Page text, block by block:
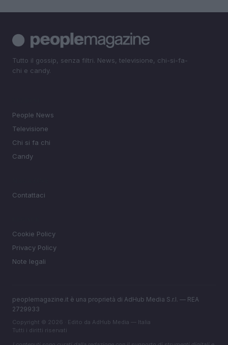
Tutto il gossip, senza filtri. News, televisione, chi-si-fa-
chi e candy.
People News
Televisione
Chi si fa chi
Candy
Contattaci
Cookie Policy
Privacy Policy
Note legali
peoplemagazine.it è una proprietà di AdHub Media S.r.l. — REA
2729933
Copyright © 2026 · Edito da AdHub Media — Italia
Tutti i diritti riservati